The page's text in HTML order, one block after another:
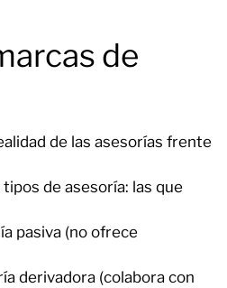
de
de las asesorías frente
de asesoría: las que
pasiva (no ofrece
derivadora (colabora con